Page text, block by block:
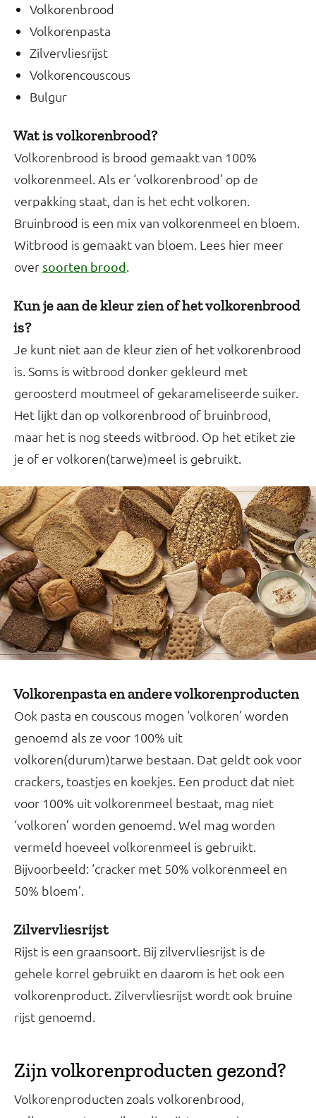
Volkorenbrood
Volkorenpasta
Zilvervliesrijst
Volkorencouscous
Bulgur
Wat is volkorenbrood?
Volkorenbrood is brood gemaakt van 100%
volkorenmeel. Als er ‘volkorenbrood’ op de
verpakking staat, dan is het echt volkoren.
Bruinbrood is een mix van volkorenmeel en bloem.
Witbrood is gemaakt van bloem. Lees hier meer
over soorten brood.
Kun je aan de kleur zien of het volkorenbrood
is?
Je kunt niet aan de kleur zien of het volkorenbrood
is. Soms is witbrood donker gekleurd met
geroosterd moutmeel of gekarameliseerde suiker.
Het lijkt dan op volkorenbrood of bruinbrood,
maar het is nog steeds witbrood. Op het etiket zie
je of er volkoren(tarwe)meel is gebruikt.
Volkorenpasta en andere volkorenproducten
Ook pasta en couscous mogen ‘volkoren’ worden
genoemd als ze voor 100% uit
volkoren(durum)tarwe bestaan. Dat geldt ook voor
crackers, toastjes en koekjes. Een product dat niet
voor 100% uit volkorenmeel bestaat, mag niet
‘volkoren’ worden genoemd. Wel mag worden
vermeld hoeveel volkorenmeel is gebruikt.
Bijvoorbeeld: ‘cracker met 50% volkorenmeel en
50% bloem’.
Zilvervliesrijst
Rijst is een graansoort. Bij zilvervliesrijst is de
gehele korrel gebruikt en daarom is het ook een
volkorenproduct. Zilvervliesrijst wordt ook bruine
rijst genoemd.
Zijn volkorenproducten gezond?
Volkorenproducten zoals volkorenbrood,